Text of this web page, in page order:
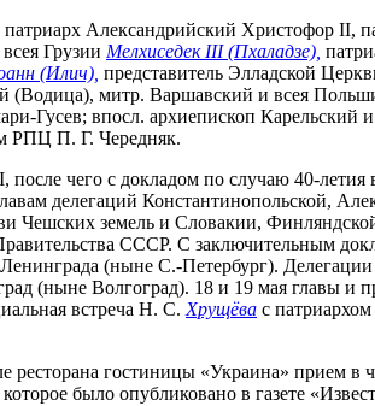
Александрийский Христофор II,
Грузии Мелхиседек III (Пхаладзе),
(Илич), представитель Элладской
(Водица), митр. Варшавский и всея
Гусев; впосл. архиепископ Карельский
РПЦ П. Г. Чередняк.
после чего с докладом по случаю 40-
делегаций Константинопольской,
Чешских земель и Словакии,
СССР. С заключительным
(ныне С.-Петербург).
(ныне Волгоград). 18 и 19 мая главы
встреча Н. С. Хрущёва с
ресторана гостиницы «Украина» прием
было опубликовано в газете